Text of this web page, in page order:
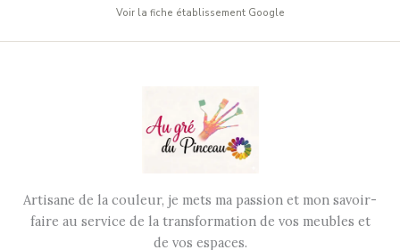
Voir la fiche établissement Google
Artisane de la couleur, je mets ma passion et mon savoir-
faire au service de la transformation de vos meubles et
de vos espaces.